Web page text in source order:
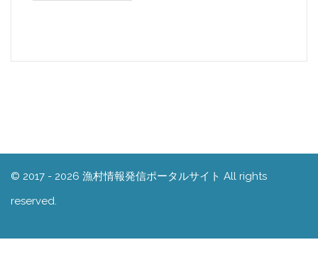
© 2017 - 2026 漁村情報発信ポータルサイト All rights
reserved.